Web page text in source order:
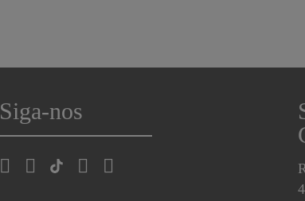
Siga-nos